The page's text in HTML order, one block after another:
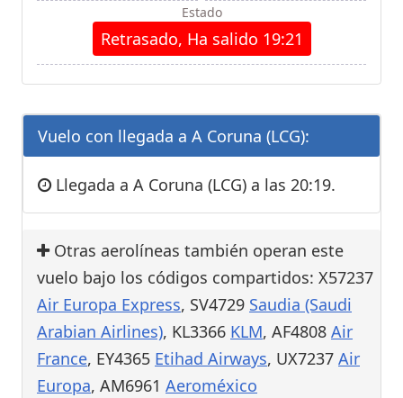
Estado
Retrasado, Ha salido 19:21
Vuelo con llegada a A Coruna (LCG):
Llegada a A Coruna (LCG) a las 20:19.
Otras aerolíneas también operan este
vuelo bajo los códigos compartidos: X57237
Air Europa Express, SV4729 Saudia (Saudi
Arabian Airlines), KL3366 KLM, AF4808 Air
France, EY4365 Etihad Airways, UX7237 Air
Europa, AM6961 Aeroméxico